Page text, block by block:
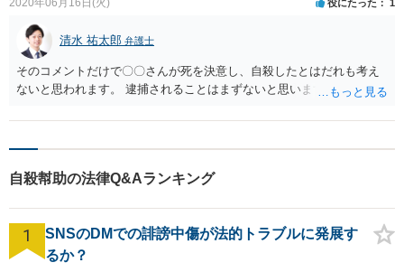
2020年06月16日(火) 役にたった 1
清水 祐太郎 弁護士
そのコメントだけで〇〇さんが死を決意し、自殺したとはだれも考え
ないと思われます。 逮捕されることはまずないと思います。
自殺幇助の法律Q&Aランキング
1
SNSのDMでの誹謗中傷が法的トラブルに発展す
るか？